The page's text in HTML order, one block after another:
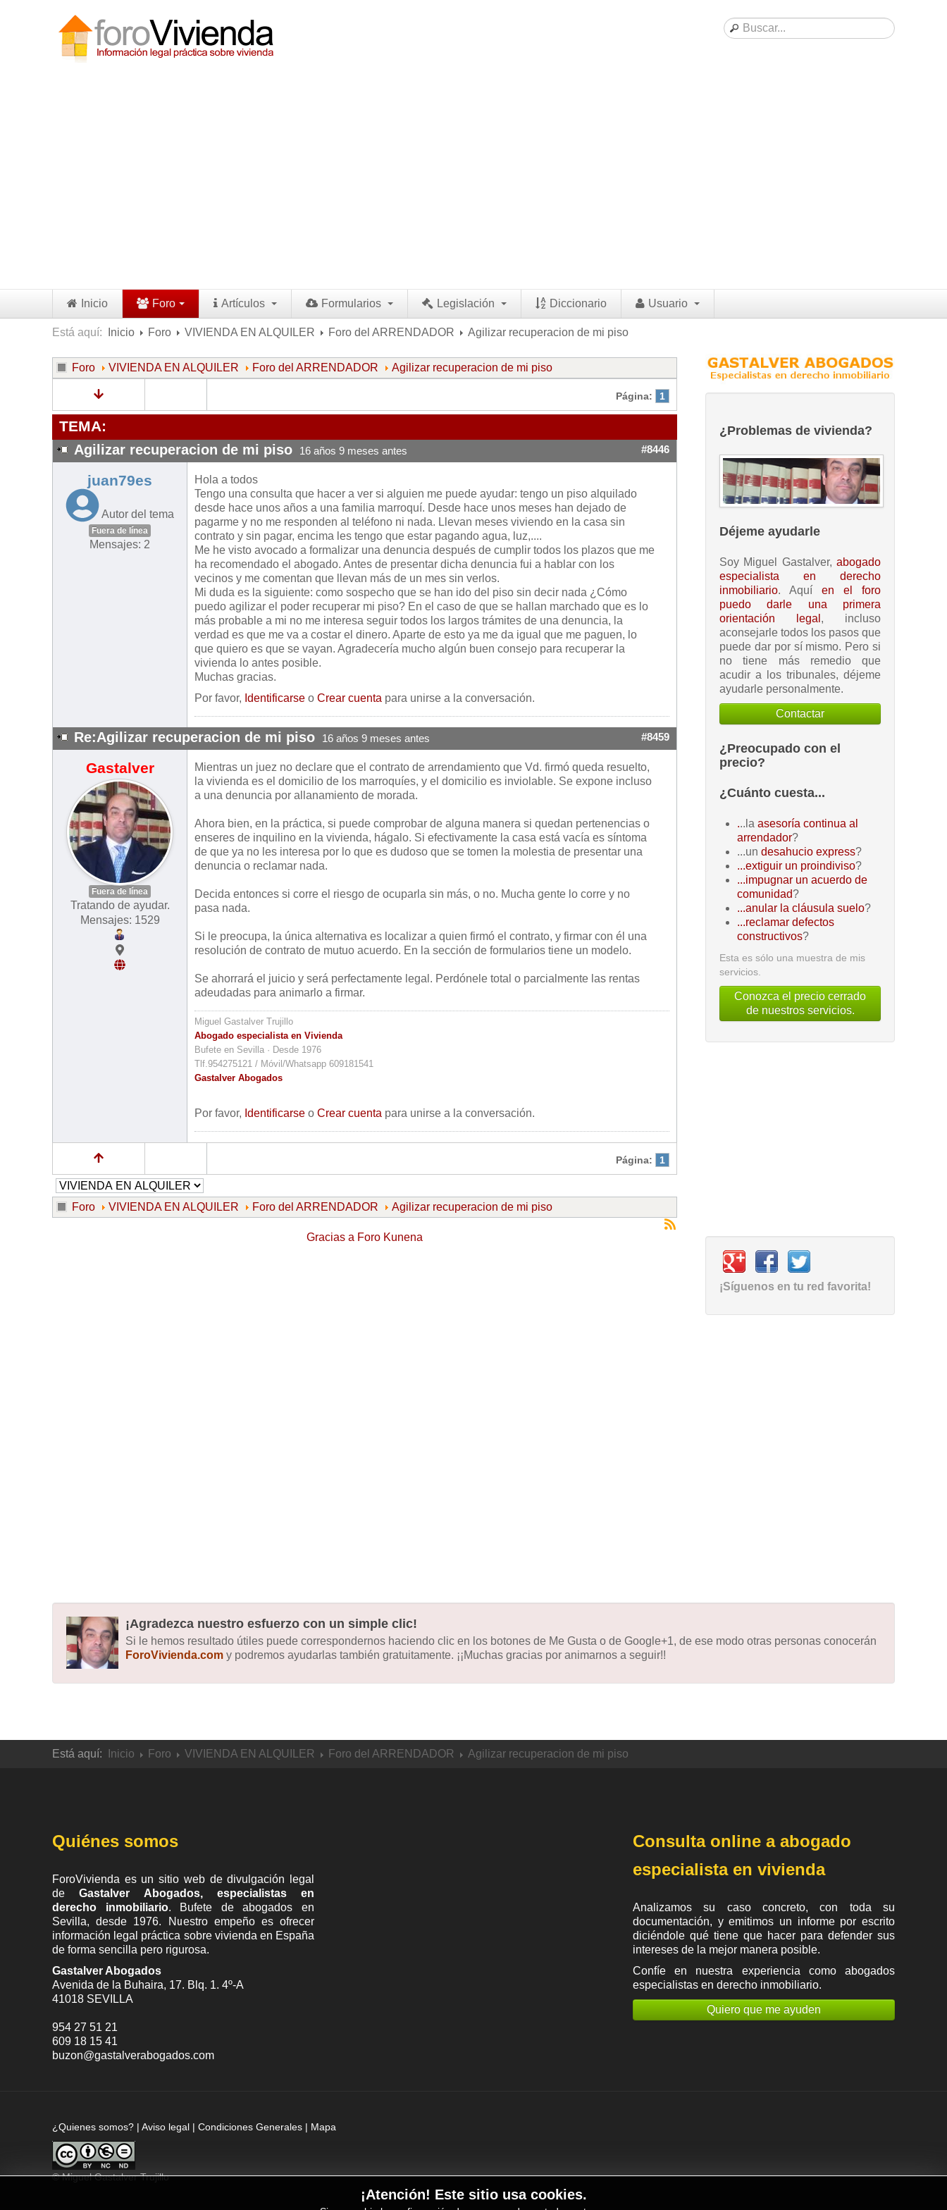
Inicio Foro Artículos Formularios Legislación Diccionario Usuario
Está aquí: Inicio Foro VIVIENDA EN ALQUILER Foro del ARRENDADOR Agilizar recuperacion de mi piso
¡Atención! Este sitio usa cookies.
Foro VIVIENDA EN ALQUILER Foro del ARRENDADOR Agilizar recuperacion de mi piso
Página: 1
TEMA:
Agilizar recuperacion de mi piso 16 años 9 meses antes #8446
juan79es
Autor del tema
Fuera de línea
Mensajes: 2
Hola a todos
Tengo una consulta que hacer a ver si alguien me puede ayudar: tengo un piso alquilado
desde hace unos años a una familia marroquí. Desde hace unos meses han dejado de
pagarme y no me responden al teléfono ni nada. Llevan meses viviendo en la casa sin
contrato y sin pagar, encima les tengo que estar pagando agua, luz,....
Me he visto avocado a formalizar una denuncia después de cumplir todos los plazos que me
ha recomendado el abogado. Antes de presentar dicha denuncia fui a hablar con los
vecinos y me comentan que llevan más de un mes sin verlos.
Mi duda es la siguiente: como sospecho que se han ido del piso sin decir nada ¿Cómo
puedo agilizar el poder recuperar mi piso? En el caso de que se hallan marchado que es lo
más probable a mi no me interesa seguir todos los largos trámites de una denuncia, la
verdad es que me va a costar el dinero. Aparte de esto ya me da igual que me paguen, lo
que quiero es que se vayan. Agradecería mucho algún buen consejo para recuperar la
vivienda lo antes posible.
Muchas gracias.
Por favor, Identificarse o Crear cuenta para unirse a la conversación.
Re:Agilizar recuperacion de mi piso 16 años 9 meses antes #8459
Gastalver
Fuera de línea
Tratando de ayudar.
Mensajes: 1529
Mientras un juez no declare que el contrato de arrendamiento que Vd. firmó queda resuelto,
la vivienda es el domicilio de los marroquíes, y el domicilio es inviolable. Se expone incluso
a una denuncia por allanamiento de morada.
Ahora bien, en la práctica, si puede comprobar de alguna manera si quedan pertenencias o
enseres de inquilino en la vivienda, hágalo. Si efectivamente la casa está vacía es síntoma
de que ya no les interesa por lo que es dudoso que se tomen la molestia de presentar una
denuncia o reclamar nada.
Decida entonces si corre el riesgo de ocuparla sin más, o no. Mucha gente lo corre y no
pasa nada.
Si le preocupa, la única alternativa es localizar a quien firmó el contrato, y firmar con él una
resolución de contrato de mutuo acuerdo. En la sección de formularios tiene un modelo.
Se ahorrará el juicio y será perfectamente legal. Perdónele total o parcialmente las rentas
adeudadas para animarlo a firmar.
Miguel Gastalver Trujillo
Abogado especialista en Vivienda
Bufete en Sevilla · Desde 1976
Tlf.954275121 / Móvil/Whatsapp 609181541
Gastalver Abogados
Por favor, Identificarse o Crear cuenta para unirse a la conversación.
Página: 1
Foro VIVIENDA EN ALQUILER Foro del ARRENDADOR Agilizar recuperacion de mi piso
Gracias a Foro Kunena
¿Problemas de vivienda?
Déjeme ayudarle
Soy Miguel Gastalver, abogado
especialista en derecho
inmobiliario. Aquí en el foro
puedo darle una primera
orientación legal , incluso
aconsejarle todos los pasos que
puede dar por sí mismo. Pero si
no tiene más remedio que
acudir a los tribunales, déjeme
ayudarle personalmente.
Contactar
¿Preocupado con el
precio?
¿Cuánto cuesta...
...la asesoría continua al
arrendador?
...un desahucio express?
...extiguir un proindiviso?
...impugnar un acuerdo de
comunidad?
...anular la cláusula suelo?
...reclamar defectos
constructivos?
Esta es sólo una muestra de mis
servicios.
Conozca el precio cerrado
de nuestros servicios.
¡Síguenos en tu red favorita!
¡Agradezca nuestro esfuerzo con un simple clic!
Si le hemos resultado útiles puede correspondernos haciendo clic en los botones de Me Gusta o de Google+1, de ese modo otras personas conocerán
ForoVivienda.com y podremos ayudarlas también gratuitamente. ¡¡Muchas gracias por animarnos a seguir!!
Está aquí: Inicio Foro VIVIENDA EN ALQUILER Foro del ARRENDADOR Agilizar recuperacion de mi piso
Quiénes somos
ForoVivienda es un sitio web de divulgación legal
deGastalver Abogados, especialistas en
derecho inmobiliario. Bufete deabogados en
Sevilla, desde 1976. Nuestro empeño es ofrecer
información legal práctica sobre vivienda en España
de forma sencilla pero rigurosa.
Gastalver Abogados
Avenida de la Buhaira, 17. Blq. 1. 4º-A
41018 SEVILLA
954 27 51 21
609 18 15 41
buzon@gastalverabogados.com
Consulta online a abogado
especialista en vivienda
Analizamos su caso concreto, con toda su
documentación, y emitimos un informe por escrito
diciéndole qué tiene que hacer para defender sus
intereses de la mejor manera posible.
Confíe en nuestra experiencia como abogados
especialistas en derecho inmobiliario.
Quiero que me ayuden
¿Quienes somos? | Aviso legal | Condiciones Generales | Mapa
©Miguel Gastalver Trujillo